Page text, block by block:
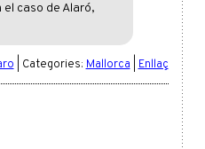
el caso de Alaró,
| Categories: Mallorca Enllaç